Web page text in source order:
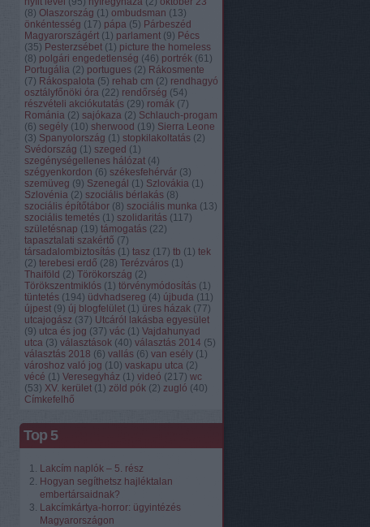
(8) Olaszország (1) ombudsman (13)
önkéntesség (17) pápa (5) Párbeszéd
Magyarországért (1) parlament (9) Pécs
(35) Pesterzsébet (1) picture the homeless
(8) polgári engedetlenség (46) portrék (61)
Portugália (2) portugues (2) Rákosmente
(7) Rákospalota (5) rehab cm (2) rendhagyó
osztályfőnöki óra (22) rendőrség (54)
részvételi akciókutatás (29) romák (7)
Románia (2) sajókaza (2) Schlauch-progam
(6) segély (10) sherwood (19) Sierra Leone
(3) Spanyolország (1) stopkilakoltatás (2)
Svédország (1) szeged (1)
szegénységellenes hálózat (4)
szégyenkordon (6) székesfehérvár (3)
szemüveg (9) Szenegál (1) Szlovákia (1)
Szlovénia (2) szociális bérlakás (8)
szociális építőtábor (8) szociális munka (13)
szociális temetés (1) szolidaritás (117)
születésnap (19) támogatás (22)
tapasztalati szakértő (7)
társadalombiztosítás (1) tasz (17) tb (1) tek
(2) terebesi erdő (28) Terézváros (1)
Thaiföld (2) Törökország (2)
Törökszentmiklós (1) törvénymódosítás (1)
tüntetés (194) üdvhadsereg (4) újbuda (11)
újpest (9) új blogfelület (1) üres házak (77)
utcajogász (37) Utcáról lakásba egyesület
(9) utca és jog (37) vác (1) Vajdahunyad
utca (3) választások (40) választás 2014 (5)
választás 2018 (6) vallás (6) van esély (1)
városhoz való jog (10) vaskapu utca (2)
vécé (1) Veresegyház (1) videó (217) wc
(53) XV. kerület (1) zöld pók (2) zugló (40)
Címkefelhő
Top 5
Lakcím naplók – 5. rész
Hogyan segíthetsz hajléktalan
embertársaidnak?
Lakcímkártya-horror: ügyintézés
Magyarországon